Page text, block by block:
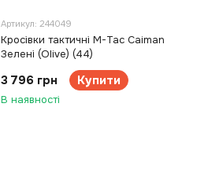
Артикул: 244049
Кросівки тактичні M-Tac Caiman
Зелені (Olive) (44)
3 796 грн Купити
В наявності